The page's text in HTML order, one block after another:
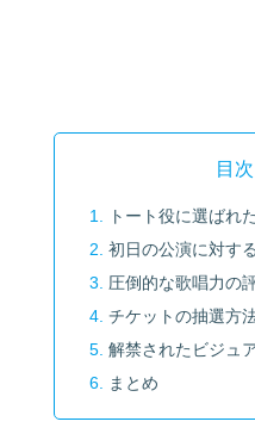
目次
トート役に選ばれ
初日の公演に対す
圧倒的な歌唱力の
チケットの抽選方
解禁されたビジュ
まとめ